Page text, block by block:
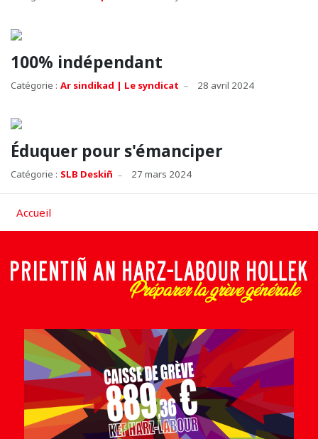
100% indépendant
Catégorie : Ar sindikad | Le syndicat 28 avril 2024
Éduquer pour s'émanciper
Catégorie : SLB Deskiñ 27 mars 2024
Accueil